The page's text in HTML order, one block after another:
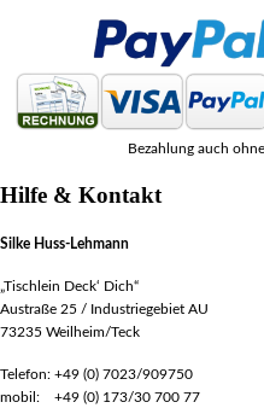
Bezahlung auch
Hilfe & Kontakt
Silke Huss-Lehmann
„Tischlein Deck‘ Dich“
Austraße 25 / Industriegebiet AU
73235 Weilheim/Teck
Telefon: +49 (0) 7023/909750
mobil: +49 (0) 173/30 700 77